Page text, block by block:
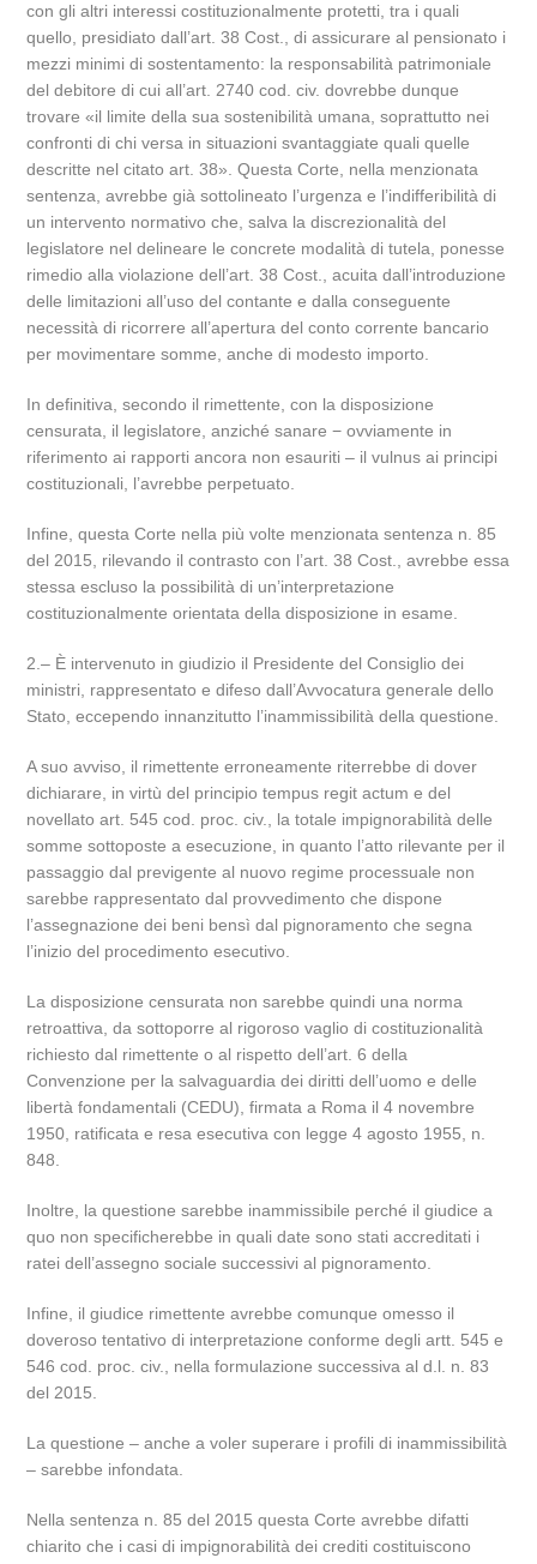
con gli altri interessi costituzionalmente protetti, tra i quali
quello, presidiato dall’art. 38 Cost., di assicurare al pensionato i
mezzi minimi di sostentamento: la responsabilità patrimoniale
del debitore di cui all’art. 2740 cod. civ. dovrebbe dunque
trovare «il limite della sua sostenibilità umana, soprattutto nei
confronti di chi versa in situazioni svantaggiate quali quelle
descritte nel citato art. 38». Questa Corte, nella menzionata
sentenza, avrebbe già sottolineato l’urgenza e l’indifferibilità di
un intervento normativo che, salva la discrezionalità del
legislatore nel delineare le concrete modalità di tutela, ponesse
rimedio alla violazione dell’art. 38 Cost., acuita dall’introduzione
delle limitazioni all’uso del contante e dalla conseguente
necessità di ricorrere all’apertura del conto corrente bancario
per movimentare somme, anche di modesto importo.
In definitiva, secondo il rimettente, con la disposizione
censurata, il legislatore, anziché sanare − ovviamente in
riferimento ai rapporti ancora non esauriti – il vulnus ai principi
costituzionali, l’avrebbe perpetuato.
Infine, questa Corte nella più volte menzionata sentenza n. 85
del 2015, rilevando il contrasto con l’art. 38 Cost., avrebbe essa
stessa escluso la possibilità di un’interpretazione
costituzionalmente orientata della disposizione in esame.
2.‒ È intervenuto in giudizio il Presidente del Consiglio dei
ministri, rappresentato e difeso dall’Avvocatura generale dello
Stato, eccependo innanzitutto l’inammissibilità della questione.
A suo avviso, il rimettente erroneamente riterrebbe di dover
dichiarare, in virtù del principio tempus regit actum e del
novellato art. 545 cod. proc. civ., la totale impignorabilità delle
somme sottoposte a esecuzione, in quanto l’atto rilevante per il
passaggio dal previgente al nuovo regime processuale non
sarebbe rappresentato dal provvedimento che dispone
l’assegnazione dei beni bensì dal pignoramento che segna
l’inizio del procedimento esecutivo.
La disposizione censurata non sarebbe quindi una norma
retroattiva, da sottoporre al rigoroso vaglio di costituzionalità
richiesto dal rimettente o al rispetto dell’art. 6 della
Convenzione per la salvaguardia dei diritti dell’uomo e delle
libertà fondamentali (CEDU), firmata a Roma il 4 novembre
1950, ratificata e resa esecutiva con legge 4 agosto 1955, n.
848.
Inoltre, la questione sarebbe inammissibile perché il giudice a
quo non specificherebbe in quali date sono stati accreditati i
ratei dell’assegno sociale successivi al pignoramento.
Infine, il giudice rimettente avrebbe comunque omesso il
doveroso tentativo di interpretazione conforme degli artt. 545 e
546 cod. proc. civ., nella formulazione successiva al d.l. n. 83
del 2015.
La questione ‒ anche a voler superare i profili di inammissibilità
‒ sarebbe infondata.
Nella sentenza n. 85 del 2015 questa Corte avrebbe difatti
chiarito che i casi di impignorabilità dei crediti costituiscono